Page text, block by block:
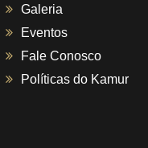
Galeria
Eventos
Fale Conosco
Políticas do Kamur